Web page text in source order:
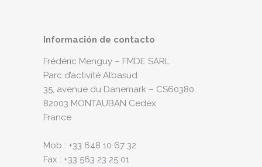
Información de contacto
Frédéric Menguy – FMDE SARL
Parc d’activité Albasud
35, avenue du Danemark – CS60380
82003 MONTAUBAN Cedex
France
Mob : +33 648 10 67 32
Fax : +33 563 23 25 01